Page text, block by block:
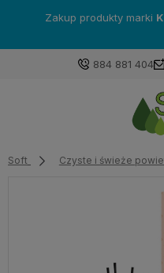
Zakup produkty marki
884 881 404
Soft Czyste i świeże